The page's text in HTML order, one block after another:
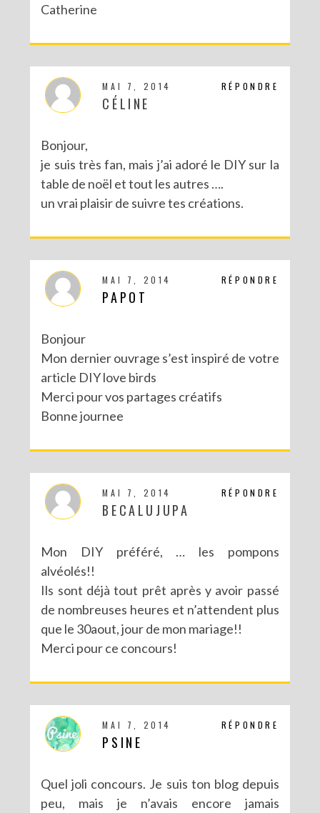
Catherine
RÉPONDRE
MAI 7, 2014
CÉLINE
Bonjour,
je suis très fan, mais j’ai adoré le DIY sur la
table de noël et tout les autres ….
un vrai plaisir de suivre tes créations.
RÉPONDRE
MAI 7, 2014
PAPOT
Bonjour
Mon dernier ouvrage s’est inspiré de votre
article DIY love birds
Merci pour vos partages créatifs
Bonne journee
RÉPONDRE
MAI 7, 2014
BECALUJUPA
Mon DIY préféré, … les pompons
alvéolés!!
Ils sont déjà tout prêt après y avoir passé
de nombreuses heures et n’attendent plus
que le 30aout, jour de mon mariage!!
Merci pour ce concours!
RÉPONDRE
MAI 7, 2014
PSINE
Quel joli concours. Je suis ton blog depuis
peu, mais je n’avais encore jamais